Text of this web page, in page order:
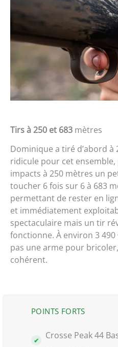
Tirs à 250 et 683 mètres
Dominique a tiré d’abord
ridicule pour cet
impacts à 250 mètres un
toucher 6 fois sur 6 à 683
permettant de rester en
et immédiatement
spectaculaire mais un tir
fonctionne. À environ 3 490
pas une arme pour
cohérent.
POINTS FORTS
Crosse Peak 44